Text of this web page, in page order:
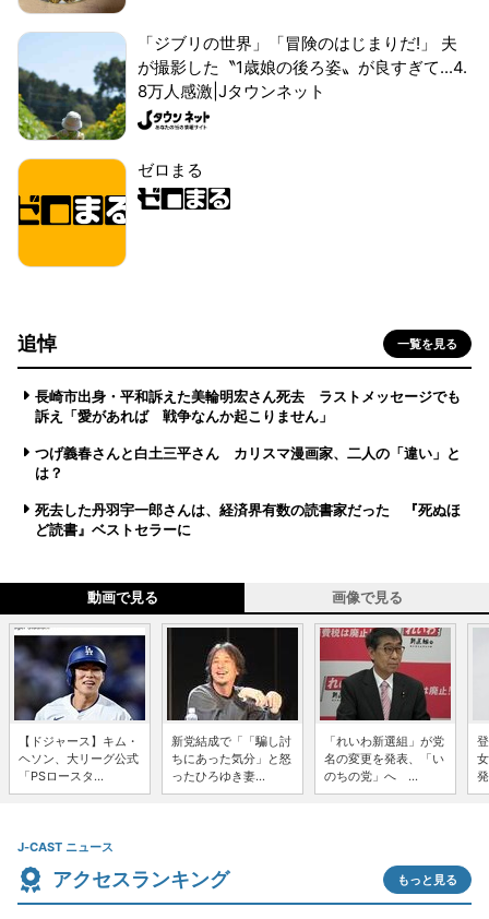
「ジブリの世界」「冒険のはじまりだ!」 夫
が撮影した〝1歳娘の後ろ姿〟が良すぎて...4.
8万人感激|Jタウンネット
ゼロまる
追悼 一覧を見る
長崎市出身・平和訴えた美輪明宏さん死去 ラストメッセージでも
訴え「愛があれば 戦争なんか起こりません」
つげ義春さんと白土三平さん カリスマ漫画家、二人の「違い」と
は？
死去した丹羽宇一郎さんは、経済界有数の読書家だった 『死ぬほ
ど読書』ベストセラーに
動画で見る 画像で見る
【ドジャース】キム・
ヘソン、大リーグ公式
「PSロースタ...
新党結成で「「騙し討
ちにあった気分」と怒
ったひろゆき妻...
「れいわ新選組」が党
名の変更を発表、「い
のちの党」へ ...
J-CAST ニュース
アクセスランキング もっと見る